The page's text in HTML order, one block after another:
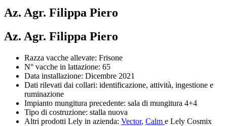
Az. Agr. Filippa Piero
Az. Agr. Filippa Piero
Razza vacche allevate: Frisone
N° vacche in lattazione: 65
Data installazione: Dicembre 2021
Dati rilevati dai collari: identificazione, attività, ingestione e
ruminazione
Impianto mungitura precedente: sala di mungitura 4+4
Tipo di costruzione: stalla nuova
Altri prodotti Lely in azienda: Vector, Calm e Lely Cosmix